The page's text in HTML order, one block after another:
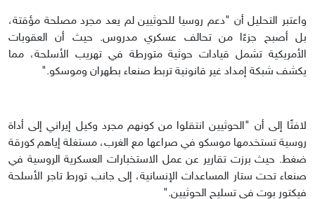
واعتبر التحليل أن "دعم روسيا للحوثيين لم يعد مجرد مصلحة مؤقتة،
بل أصبح جزءًا من تحالف عسكري مدروس. حيث أن العقوبات
الأمريكية تشمل قيادات حوثية متورطة في تهريب الأسلحة، مما
يكشف شبكة إمداد غير قانونية تربط صنعاء بطهران وموسكو."
لافتًا إلى أن "الحوثيين انتقلوا من كونهم مجرد وكيل إيراني إلى أداة
روسية تستخدمها موسكو في صراعها مع الغرب، مستغلة إياهم كورقة
ضغط. حيث برزت تقارير عن عمل الاستخبارات العسكرية الروسية في
صنعاء تحت ستار المساعدات الإنسانية، إلى جانب تورط تاجر الأسلحة
فيكتور بوت في تسليح الحوثيين."